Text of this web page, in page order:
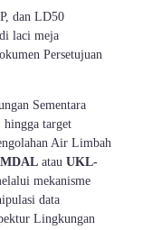
dan LD50
laci meja
Persetujuan
Sementara
hingga target
Air Limbah
atau UKL-
mekanisme
data
Lingkungan